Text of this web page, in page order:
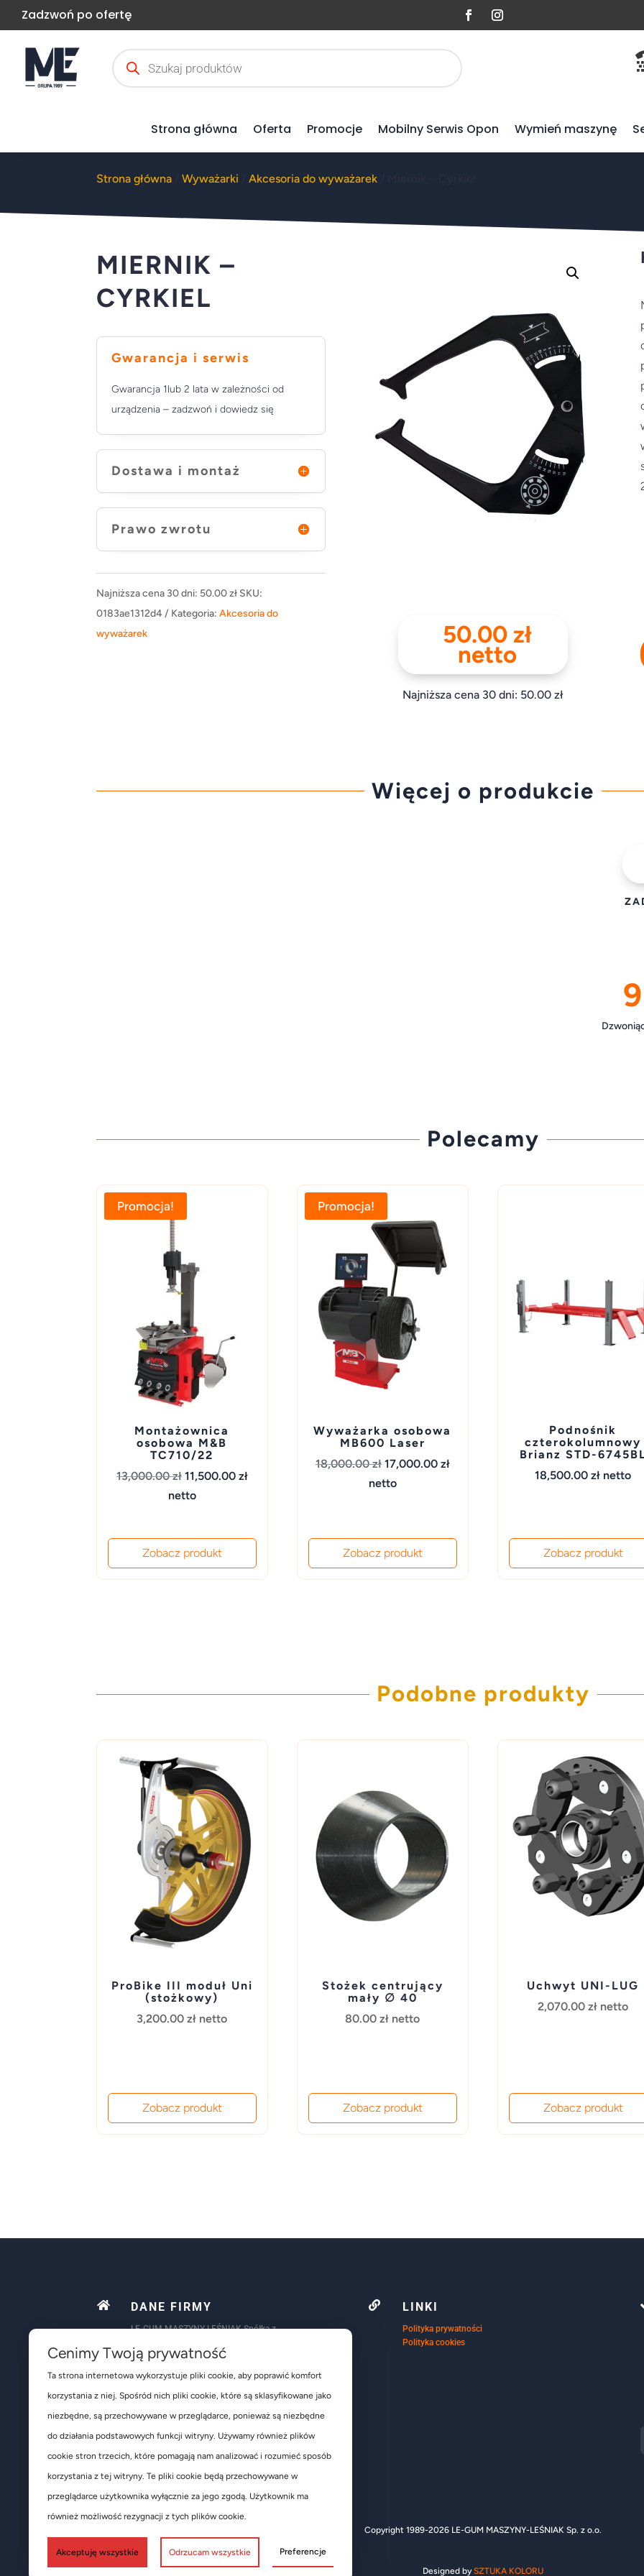
Zadzwoń po ofertę
Wyszukiwarka
produktów
Strona główna Oferta Promocje Mobilny Serwis Opon Wymień maszynę
Strona główna /Wyważarki /Akcesoria do wyważarek
MIERNIK –
CYRKIEL
Gwarancja i serwis
Gwarancja 1lub 2 lata w zależności od
urządzenia – zadzwoń i dowiedz się
Dostawa i montaż
Prawo zwrotu
Najniższa cena 30 dni: 50.00zł SKU:
0183ae1312d4
Kategoria:Akcesoria do
wyważarek
50.00 zł
netto
Najniższa cena 30 dni: 50.00 zł
Więcej o produkcie
Polecamy
Promocja!
Montażownica
osobowa M&B
TC710/22
13,000.00zł Pierwotna
cena
11,500.00 złAktualna
netto
Zobacz produkt
Promocja!
Wyważarka osobowa
MB600 Laser
18,000.00zł Pierwotna
cena
17,000.00 złAktualna
netto
Zobacz produkt
Podnośnik
czterokolumnowy
Brianz STD-
18,500.00zł netto
Zobacz produkt
Podobne produkty
ProBike III moduł Uni
(stożkowy)
3,200.00zł netto
Zobacz produkt
Stożek centrujący
mały ∅ 40
80.00zł netto
Zobacz produkt
Uchwyt UNI-LUG
2,070.00zł netto
Zobacz produkt
 DANE FIRMY
LE-GUM MASZYNY-LEŚNIAK Spółka z
ul. Poznańska 5
66-440 Skwierzyna
NIP: 5961750176
Kapitał zakładowy: 9 600 000,00 zł
Konto bankowe:
18 1090 1900 0000 0001 3431 1405 – PLN
09 1090 1900 0000 0001 5271 3146 – GBP
83 1090 1900 0000 0001 5271 3172 – USD
 LINKI
Polityka prywatności
Polityka cookies
Copyright 1989-2026 LE-GUM MASZYNY-LEŚNIAK Sp. z o.o.
Designed bySZTUKA KOLORU
Cenimy Twoją prywatność
Ta strona internetowa wykorzystuje pliki cookie, aby poprawić komfort
korzystania z niej. Spośród nich pliki cookie, które są sklasyfikowane jako
niezbędne, są przechowywane w przeglądarce, ponieważ są niezbędne
do działania podstawowych funkcji witryny. Używamy również plików
cookie stron trzecich, które pomagają nam analizować i rozumieć sposób
korzystania z tej witryny. Te pliki cookie będą przechowywane w
przeglądarce użytkownika wyłącznie za jego zgodą. Użytkownik ma
również możliwość rezygnacji z tych plików cookie.
Akceptuję wszystkie Odrzucam wszystkie Preferencje